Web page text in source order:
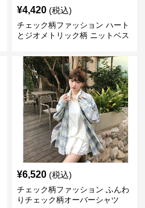
¥4,420 (税込)
チェック柄ファッション ハート
とジオメトリック柄 ニットベス
¥6,520 (税込)
チェック柄ファッション ふんわ
りチェック柄オーバーシャツ